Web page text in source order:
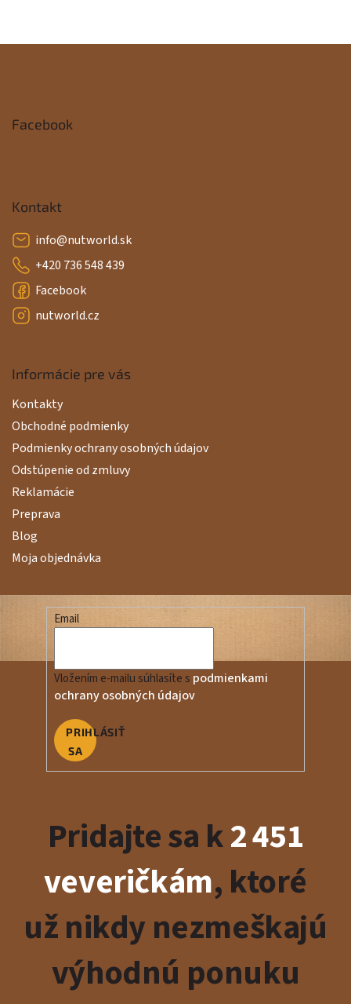
p
e
Facebook
Kontakt
info@nutworld.sk
+420 736 548 439
Facebook
nutworld.cz
Informácie pre vás
Kontakty
Obchodné podmienky
Podmienky ochrany osobných údajov
Odstúpenie od zmluvy
Reklamácie
Preprava
Blog
Moja objednávka
Email
Vložením e-mailu súhlasíte s podmienkami
ochrany osobných údajov
PRIHLÁSIŤ
SA
Pridajte sa k2 451
veveričkám, ktoré
už nikdy nezmeškajú
výhodnú ponuku